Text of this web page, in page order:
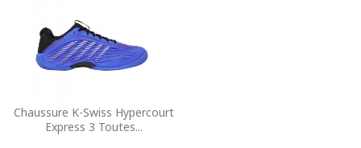
Chaussure K-Swiss Hypercourt
Express 3 Toutes...